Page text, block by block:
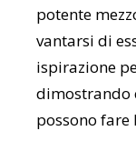
potente
vantarsi di
ispirazione
dimostrando
possono